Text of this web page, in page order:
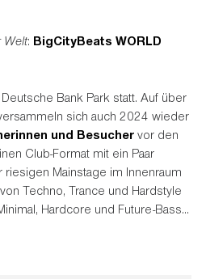
Welt: BigCityBeats WORLD
Bank Park statt. Auf über
sich auch 2024 wieder
und Besuchervor den
Club-Format mit ein Paar
Mainstage im Innenraum
Techno, Trance und Hardstyle
Hardcore und Future-Bass...